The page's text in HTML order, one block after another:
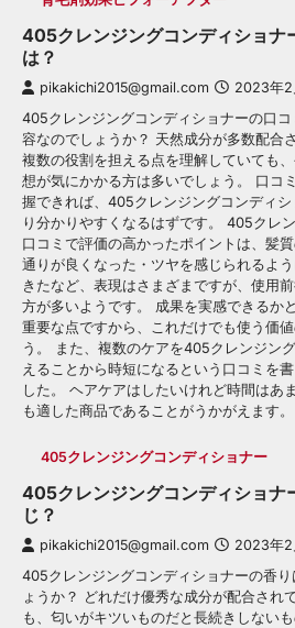
405クレンジングコンディショナ
は？
pikakichi2015@gmail.com 2023年2
405クレンジングコンディショナーの口
容なのでしょうか？ 天然成分が多数配合
複数の役割を担える点を理解していても
想が気にかかる方は多いでしょう。 口コ
握できれば、405クレンジングコンディ
り分かりやすくなるはずです。 405クレ
口コミで評価の高かったポイントは、髪
通りが良くなった・ツヤを感じられるよ
きたなど、表現はさまざまですが、使用
方が多いようです。 成果を実感できるか
重要な点ですから、これだけでも使う価
う。 また、複数のケアを405クレンジン
えることから時短になるという口コミを
した。 ヘアケアはしたいけれど時間はあ
も適した商品であることがうかがえます。
405クレンジングコンディショナー
405クレンジングコンディショナ
じ？
pikakichi2015@gmail.com 2023年2
405クレンジングコンディショナーの香
ょうか？ どれだけ優秀な成分が配合され
も、匂いがキツいものだと長続きしない